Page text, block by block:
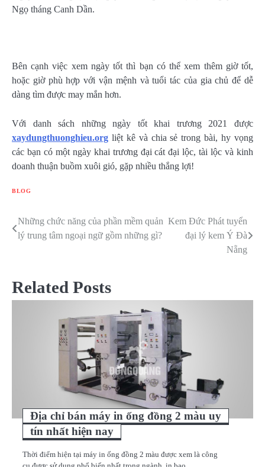
Ngọ tháng Canh Dần.
Bên cạnh việc xem ngày tốt thì bạn có thể xem thêm giờ tốt,
hoặc giờ phù hợp với vận mệnh và tuổi tác của gia chủ để dễ
dàng tìm được may mắn hơn.
Với danh sách những ngày tốt khai trương 2021 được
xaydungthuonghieu.org liệt kê và chia sẻ trong bài, hy vọng
các bạn có một ngày khai trương đại cát đại lộc, tài lộc và kinh
doanh thuận buồm xuôi gió, gặp nhiều thắng lợi!
BLOG
Điều
hướng
viết
Những chức năng của phần mềm quản
lý trung tâm ngoại ngữ gồm những gì?
Kem Đức Phát tuyển
đại lý kem Ý Đà
Nẵng
Related Posts
Địa chỉ bán máy in ống đồng 2 màu uy
tín nhất hiện nay
Thời điểm hiện tại máy in ống đồng 2 màu được xem là công